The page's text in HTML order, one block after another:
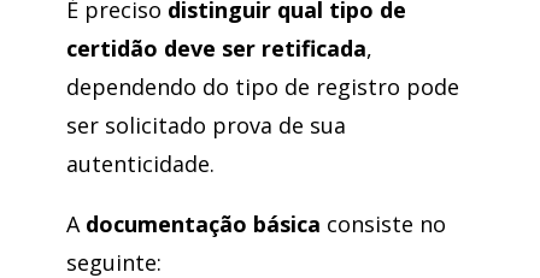
É preciso distinguir qual tipo de
certidão deve ser retificada,
dependendo do tipo de registro pode
ser solicitado prova de sua
autenticidade.
A documentação básica consiste no
seguinte: